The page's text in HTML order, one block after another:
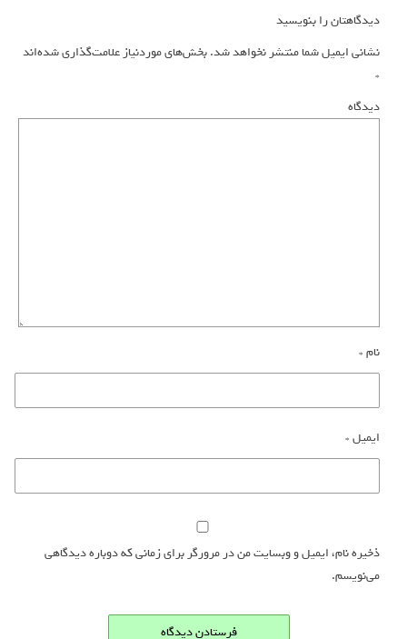
دیدگاهتان را بنویسید
نشانی ایمیل شما منتشر نخواهد شد.بخش‌های موردنیاز علامت‌گذاری شده‌اند
*
دیدگاه
نام*
ایمیل*
ذخیره نام، ایمیل و وبسایت من در مرورگر برای زمانی که دوباره دیدگاهی
می‌نویسم.